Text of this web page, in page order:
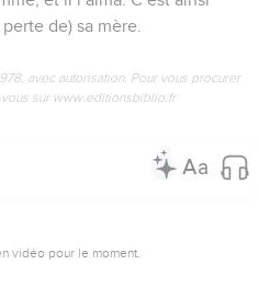
de) sa mère.
avec autorisation. Pour vous procurer
sur www.editionsbiblio.fr
vidéo pour le moment.